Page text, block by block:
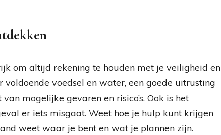
om altijd rekening te houden met je veiligheid en
voedsel en water, een goede uitrusting
mogelijke gevaren en risico’s. Ook is het
er iets misgaat. Weet hoe je hulp kunt krijgen
weet waar je bent en wat je plannen zijn.